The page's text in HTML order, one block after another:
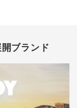
ブランド